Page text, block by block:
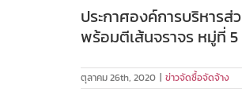
ประกาศองค์การบริหาร
พร้อมตีเส้นจราจร หมู่ที่
ตุลาคม 26th, 2020 | ข่าวจัดซื้อจัดจ้าง